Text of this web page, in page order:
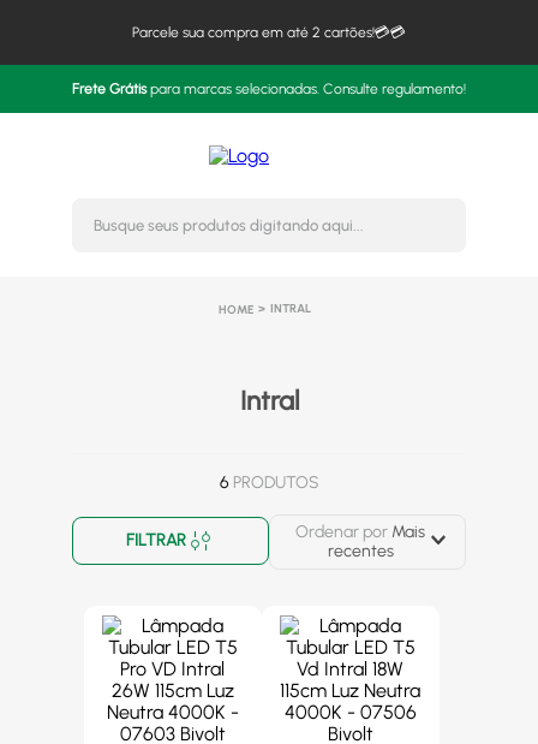
Parcele sua compra em até 2 cartões!💳💳
Frete Grátispara marcas selecionadas. Consulte regulamento!
Busque seus produtos
INTRAL
Intral
6 PRODUTOS
FILTRAR Ordenar por Mais
recentes